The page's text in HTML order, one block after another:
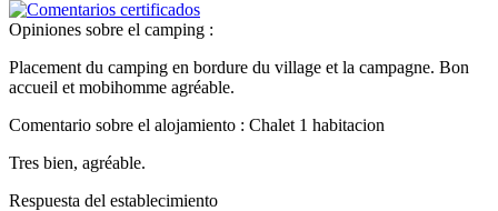
Opiniones sobre el camping :
Placement du camping en bordure du village et la campagne. Bon
accueil et mobihomme agréable.
Comentario sobre el alojamiento : Chalet 1 habitacion
Tres bien, agréable.
Respuesta del establecimiento